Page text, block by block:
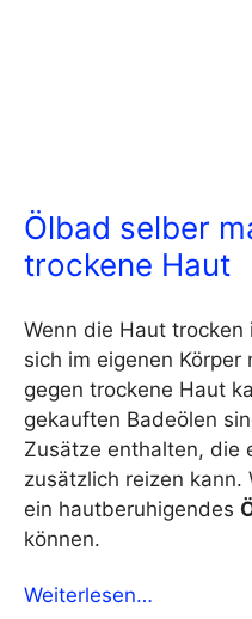
Ölbad selber
trockene Haut
Wenn die Haut
sich im eigenen
gegen trockene Haut
gekauften Badeölen
Zusätze enthalten, die
zusätzlich reizen kann.
ein hautberuhigendes
können.
Weiterlesen…